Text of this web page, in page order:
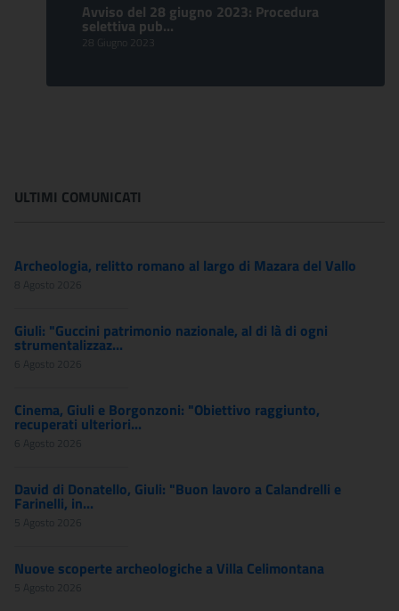
Avviso del 28 giugno 2023: Procedura
selettiva pub...
28 Giugno 2023
ULTIMI COMUNICATI
Archeologia, relitto romano al largo di Mazara del Vallo
8 Agosto 2026
Giuli: "Guccini patrimonio nazionale, al di là di ogni
strumentalizzaz...
6 Agosto 2026
Cinema, Giuli e Borgonzoni: "Obiettivo raggiunto,
recuperati ulteriori...
6 Agosto 2026
David di Donatello, Giuli: "Buon lavoro a Calandrelli e
Farinelli, in...
5 Agosto 2026
Nuove scoperte archeologiche a Villa Celimontana
5 Agosto 2026